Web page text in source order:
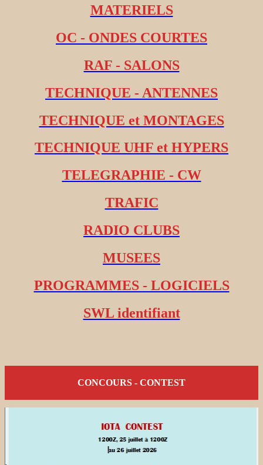
MATERIELS
OC - ONDES COURTES
RAF - SALONS
TECHNIQUE - ANTENNES
TECHNIQUE et MONTAGES
TECHNIQUE UHF et HYPERS
TELEGRAPHIE - CW
TRAFIC
RADIO CLUBS
MUSEES
PROGRAMMES - LOGICIELS
SWL identifiant
CONCOURS - CONTEST